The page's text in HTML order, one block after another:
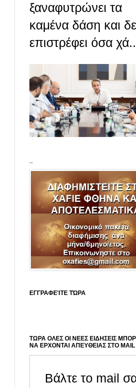
ξαναφυτρώνει τα
καμένα δάση και
επιστρέφει όσα
ΕΓΓΡΑΦΕΊΤΕ ΤΏΡΑ
ΤΩΡΑ ΟΛΕΣ ΟΙ ΝΕΕΣ ΕΙΔΗΣΕΙΣ
ΝΑ ΕΡΧΟΝΤΑΙ ΑΠΕΥΘΕΙΑΣ ΣΤΟ
Βάλτε το mail